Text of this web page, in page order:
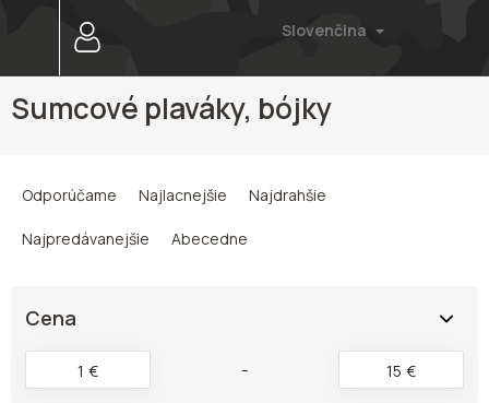
Slovenčina
Sumcové plaváky, bójky
e
Odporúčame Najlacnejšie Najdrahšie
Najpredávanejšie Abecedne
Cena
€
1 €
15